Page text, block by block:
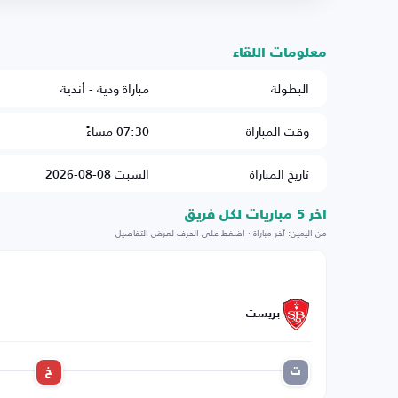
معلومات اللقاء
البطولة
مباراة ودية - أندية
وقت المباراة
07:30 مساءً
تاريخ المباراة
السبت 08-08-2026
اخر 5 مباريات لكل فريق
من اليمين: آخر مباراة · اضغط على الحرف لعرض التفاصيل
بريست
ت خ